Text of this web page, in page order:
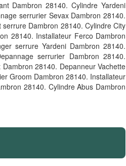
Dambron 28140. Cylindre Yardeni
serrurier Sevax Dambron 28140.
Dambron 28140. Cylindre City
28140. Installateur Ferco Dambron
serrure Yardeni Dambron 28140.
serrurier Dambron 28140.
28140. Depanneur Vachette
Groom Dambron 28140. Installateur
28140. Cylindre Abus Dambron